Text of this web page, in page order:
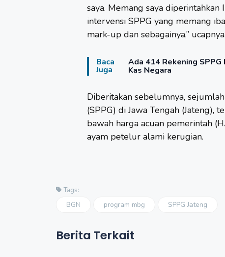
saya. Memang saya
intervensi SPPG yang memang
mark-up dan sebagainya,” ucapnya.
Baca
Juga
Ada 414 Rekening
Kas Negara
Diberitakan sebelumnya,
(SPPG) di Jawa Tengah (Jateng),
bawah harga acuan pemerintah
ayam petelur alami kerugian.
Tags:
BGN program mbg SPPG Jateng
Berita Terkait